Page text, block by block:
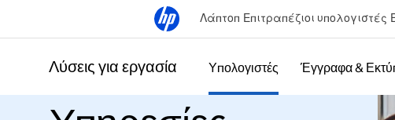
Λάπτοπ Επιτραπέζιοι υπολογιστές
Λύσεις για εργασία Υπολογιστές Έγγραφα &